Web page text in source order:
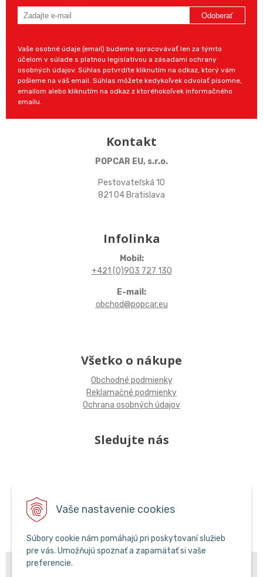
Vaše nastavenie cookies
Súbory cookie nám pomáhajú pri poskytovaní služieb
pre vás. Umožňujú spoznať a zapamätať si vaše
preferencie.
Odoberať
Vaše osobné údaje (email) budeme spracovávať len za týmto
účelom v súlade s platnou legislatívou a zásadami ochrany
osobných údajov. Súhlas potvrdíte kliknutím na odkaz, ktorý vám
pošleme na váš email. Súhlas môžete kedykoľvek odvolať písomne,
emailom alebo kliknutím na odkaz z ktoréhokoľvek informačného
emailu.
Kontakt
POPCAR EU, s.r.o.
Pestovateľská 10
821 04 Bratislava
Infolinka
Mobil:
+421 (0)903 727 130
E-mail:
obchod@popcar.eu
Všetko o nákupe
Obchodné podmienky
Reklamačné podmienky
Ochrana osobných údajov
Sledujte nás
© 2026 POPCAR EU •